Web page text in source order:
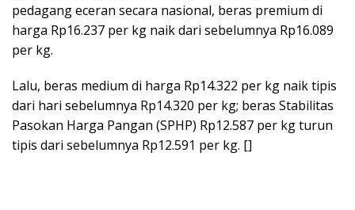
pedagang eceran secara nasional, beras premium di
harga Rp16.237 per kg naik dari sebelumnya Rp16.089
per kg.
Lalu, beras medium di harga Rp14.322 per kg naik tipis
dari hari sebelumnya Rp14.320 per kg; beras Stabilitas
Pasokan Harga Pangan (SPHP) Rp12.587 per kg turun
tipis dari sebelumnya Rp12.591 per kg. []